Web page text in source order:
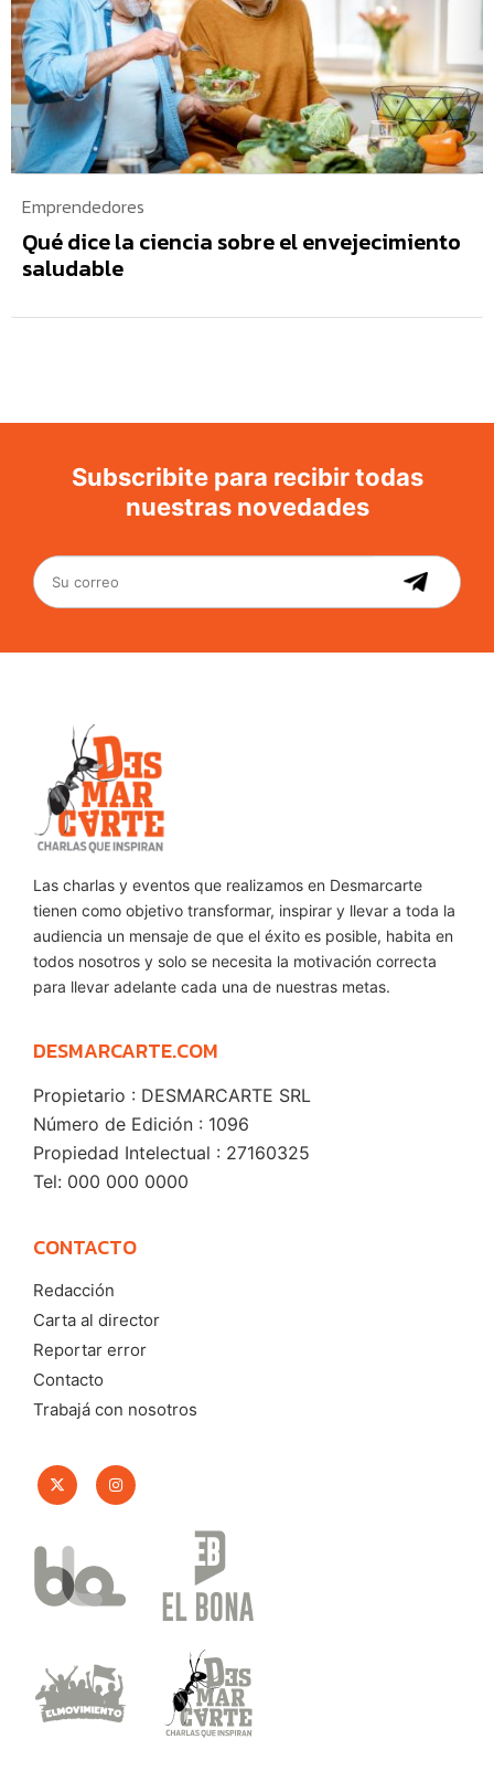
Emprendedores
Qué dice la ciencia sobre el envejecimiento
saludable
Subscribite para recibir todas
nuestras novedades
Las charlas y eventos que realizamos en Desmarcarte
tienen como objetivo transformar, inspirar y llevar a toda la
audiencia un mensaje de que el éxito es posible, habita en
todos nosotros y solo se necesita la motivación correcta
para llevar adelante cada una de nuestras metas.
DESMARCARTE.COM
Propietario : DESMARCARTE SRL
Número de Edición : 1096
Propiedad Intelectual : 27160325
Tel: 000 000 0000
CONTACTO
Redacción
Carta al director
Reportar error
Contacto
Trabajá con nosotros